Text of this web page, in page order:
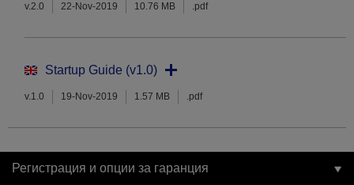
v.2.0 22-Nov-2019 10.76 MB .pdf
Startup Guide (v1.0)
v.1.0 19-Nov-2019 1.57 MB .pdf
Регистрация и опции за гаранция